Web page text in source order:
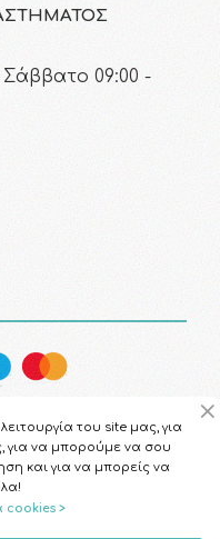
Σάββατο 09:00 -
του site μας, για
για να μπορούμε να σου
και για να μπορείς να
cookies >